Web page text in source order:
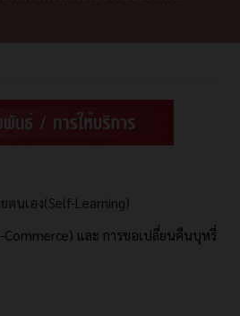
ตนเอง(Self-Learning)
และ การขอเปลี่ยนคืนบุหรี่